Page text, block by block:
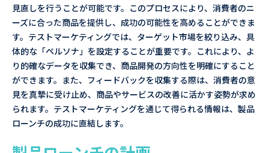
見直しを行うことが可能です。このプロセスにより、消費者のニ
ーズに合った商品を提供し、成功の可能性を高めることができま
す。テストマーケティングでは、ターゲット市場を絞り込み、具
体的な「ペルソナ」を設定することが重要です。これにより、よ
り的確なデータを収集でき、商品開発の方向性を明確にすること
ができます。また、フィードバックを収集する際は、消費者の意
見を真摯に受け止め、商品やサービスの改善に活かす姿勢が求め
られます。テストマーケティングを通じて得られる情報は、製品
ローンチの成功に直結します。